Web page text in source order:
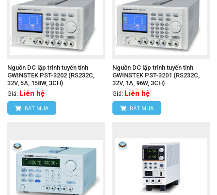
Nguồn DC lập trình tuyến tính
GWINSTEK PST-3202 (RS232C,
32V, 5A, 158W, 3CH)
Giá: Liên hệ
ĐẶT MUA
Nguồn DC lập trình tuyến tính
GWINSTEK PST-3201 (RS232C,
32V, 1A, 96W, 3CH)
Giá: Liên hệ
ĐẶT MUA